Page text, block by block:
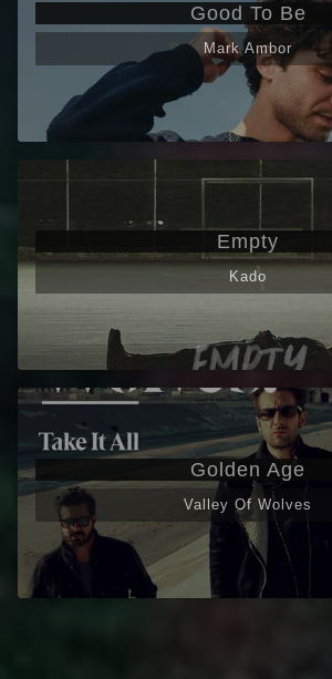
Good To Be
Mark Ambor
Empty
Kado
Golden Age
Valley Of Wolves